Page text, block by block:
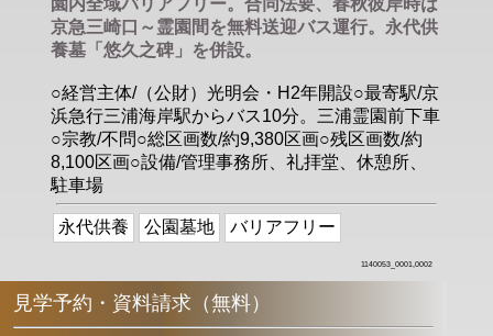
京急三崎口～霊園間を無料送迎バス運行。永代供
養墓「悠久之碑」を併設。
○経営主体/（公財）光明会・H2年開設○最寄駅/京
浜急行三浦海岸駅からバス10分。三浦霊園前下車
○宗教/不問○総区画数/約9,380区画○残区画数/約
8,100区画○設備/管理事務所、礼拝堂、休憩所、
駐車場
永代供養 公園墓地 バリアフリー
1140053_0001,0002
見学予約・資料請求（無料）